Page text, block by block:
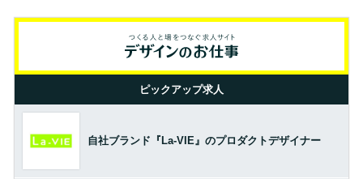
ピックアップ求人
自社ブランド『La-VIE』のプロダクトデザイナー